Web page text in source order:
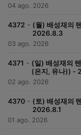
04 ago. 2026
4372 - (월) 배성재의
2026.8.3
03 ago. 2026
4371 - (일) 배성재의
(은지, 유나)) -
02 ago. 2026
4370 - (토) 배성재의
2026.8.1
01 ago. 2026